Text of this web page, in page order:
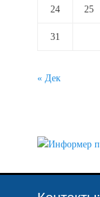
24 25
31
« Дек